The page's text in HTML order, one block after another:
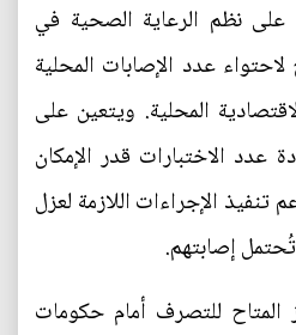
على نظم الرعاية الصحية في
عدد الإصابات المحلية
المحلية. ويتعين على
عدد الاختبارات قدر الإمكان
الإجراءات اللازمة لعزل
تُحتمل إصابتهم.
المتاح للتصرف أمام حكومات